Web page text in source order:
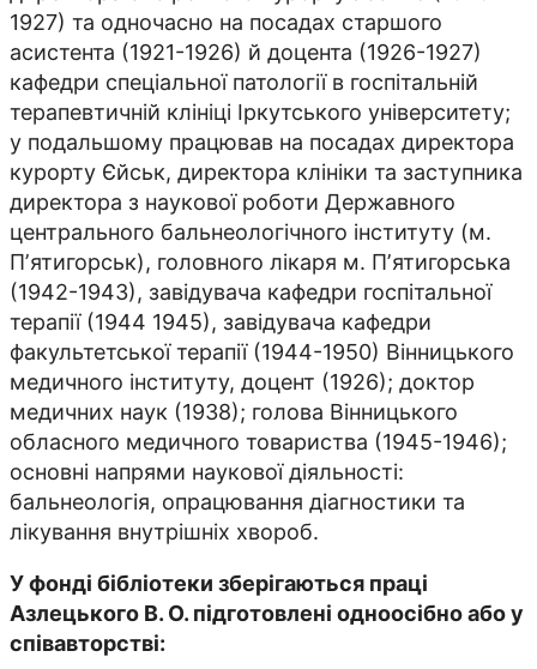
1927) та одночасно на посадах старшого
асистента (1921-1926) й доцента (1926-1927)
кафедри спеціальної патології в госпітальній
терапевтичній клініці Іркутського університету;
у подальшому працював на посадах директора
курорту Єйськ, директора клініки та заступника
директора з наукової роботи Державного
центрального бальнеологічного інституту (м.
Пʼятигорськ), головного лікаря м. Пʼятигорська
(1942-1943), завідувача кафедри госпітальної
терапії (1944 1945), завідувача кафедри
факультетської терапії (1944-1950) Вінницького
медичного інституту, доцент (1926); доктор
медичних наук (1938); голова Вінницького
обласного медичного товариства (1945-1946);
основні напрями наукової діяльності:
бальнеологія, опрацювання діагностики та
лікування внутрішніх хвороб.
У фонді бібліотеки зберігаються праці
Азлецького В. О. підготовлені одноосібно або у
співавторстві: